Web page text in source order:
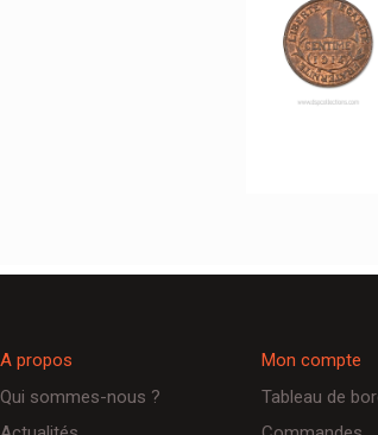
A propos
Qui sommes-nous ?
Mon compte
Tableau de